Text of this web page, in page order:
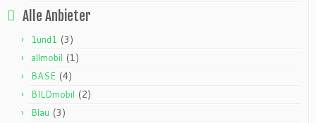
Alle Anbieter
1und1 (3)
allmobil (1)
BASE (4)
BILDmobil (2)
Blau (3)